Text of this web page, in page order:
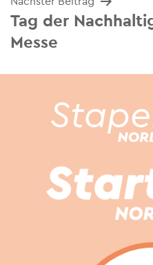
Tag der
Messe